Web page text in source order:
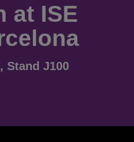
at ISE
Stand J100